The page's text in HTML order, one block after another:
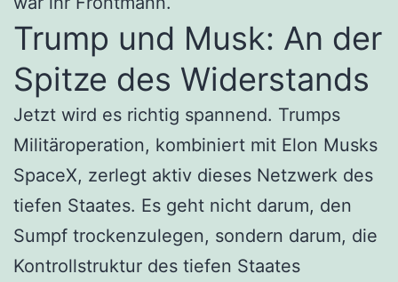
Trump und Musk: An der
Spitze des Widerstands
Jetzt wird es richtig spannend. Trumps
Militäroperation, kombiniert mit Elon Musks
SpaceX, zerlegt aktiv dieses Netzwerk des
tiefen Staates. Es geht nicht darum, den
Sumpf trockenzulegen, sondern darum, die
Kontrollstruktur des tiefen Staates